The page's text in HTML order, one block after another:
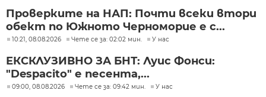
Проверките на НАП: Почти всеки втори
обект по Южното Черноморие е с...
10:21, 08.08.2026 Чете се за: 02:02 мин. У нас
ЕКСКЛУЗИВНО ЗА БНТ: Луис Фонси:
"Despacito" е песента,...
09:00, 08.08.2026 Чете се за: 09:42 мин. У нас